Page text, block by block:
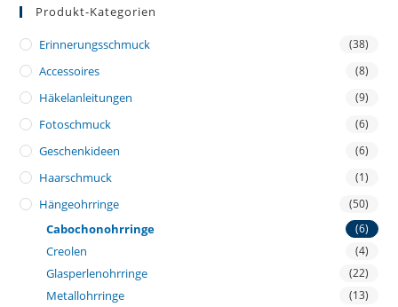
Produkt-Kategorien
Erinnerungsschmuck (38)
Accessoires (8)
Häkelanleitungen (9)
Fotoschmuck (6)
Geschenkideen (6)
Haarschmuck (1)
Hängeohrringe (50)
Cabochonohrringe (6)
Creolen (4)
Glasperlenohrringe (22)
Metallohrringe (13)